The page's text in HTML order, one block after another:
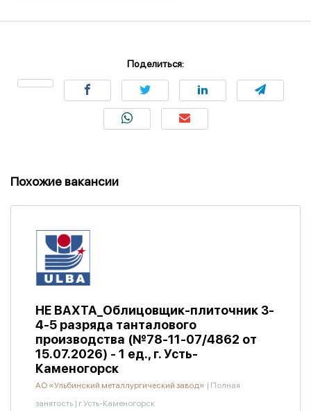
Поделиться:
Похожие вакансии
НЕ ВАХТА_Облицовщик-плиточник 3-
4-5 разряда танталового
производства (№78-11-07/4862 от
15.07.2026) - 1 ед., г. Усть-
Каменогорск
АО «Ульбинский металлургический завод» | Полная
занятость | г.Усть-Каменогорск